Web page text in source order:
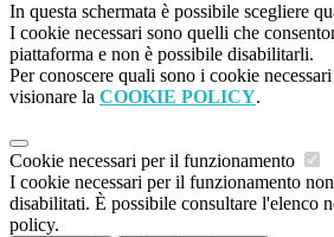
In questa schermata è possibile scegliere
I cookie necessari sono quelli che
piattaforma e non è possibile disabilitarli.
Per conoscere quali sono i cookie
visionare la COOKIE POLICY.
Cookie necessari per il funzionamento
I cookie necessari per il funzionamento
disabilitati. È possibile consultare l'elenco
policy.